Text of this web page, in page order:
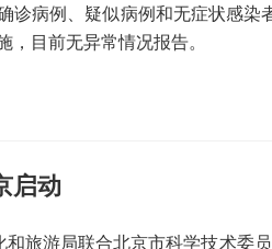
病例、疑似病例和无症状感
目前无异常情况报告。
启动
旅游局联合北京市科学技术